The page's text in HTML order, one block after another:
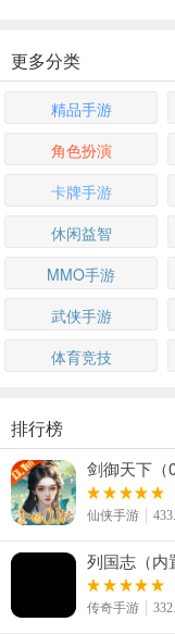
更多分类
精品手游
角色扮演
卡牌手游
休闲益智
MMO手游
武侠手游
体育竞技
排行榜
剑御天下（
仙侠手游
列国志（内
传奇手游